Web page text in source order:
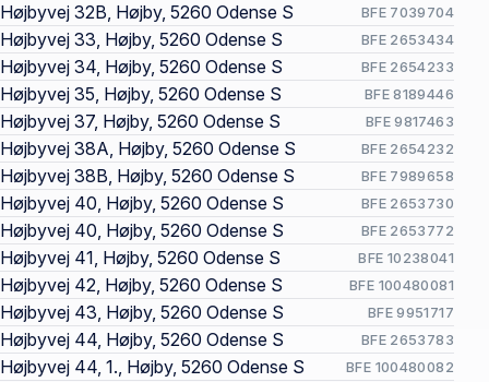
Højbyvej 32B, Højby, 5260 Odense S BFE 7039704
Højbyvej 33, Højby, 5260 Odense S BFE 2653434
Højbyvej 34, Højby, 5260 Odense S BFE 2654233
Højbyvej 35, Højby, 5260 Odense S BFE 8189446
Højbyvej 37, Højby, 5260 Odense S BFE 9817463
Højbyvej 38A, Højby, 5260 Odense S BFE 2654232
Højbyvej 38B, Højby, 5260 Odense S BFE 7989658
Højbyvej 40, Højby, 5260 Odense S BFE 2653730
Højbyvej 40, Højby, 5260 Odense S BFE 2653772
Højbyvej 41, Højby, 5260 Odense S BFE 10238041
Højbyvej 42, Højby, 5260 Odense S BFE 100480081
Højbyvej 43, Højby, 5260 Odense S BFE 9951717
Højbyvej 44, Højby, 5260 Odense S BFE 2653783
Højbyvej 44, 1., Højby, 5260 Odense S BFE 100480082